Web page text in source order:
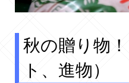
秋の贈り物
ト、進物）